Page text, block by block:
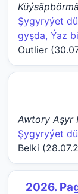
Şygyryýet
gyşda, Ýaz
Outlier
Awtory Aşyr
Şygyryýet
Belki
2026.